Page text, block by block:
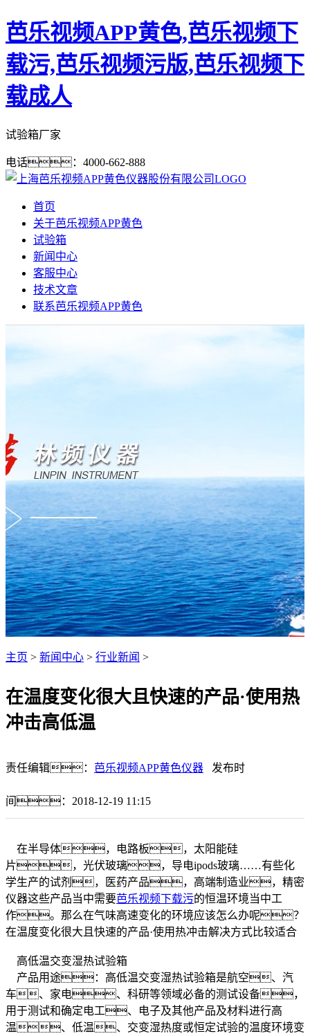
芭乐视频APP黄色,芭乐视频下
载污,芭乐视频污版,芭乐视频下
载成人
试验箱厂家
电话：4000-662-888
首页
关于芭乐视频APP黄色
试验箱
新闻中心
客服中心
技术文章
联系芭乐视频APP黄色
主页 > 新闻中心 > 行业新闻 >
在温度变化很大且快速的产品·使用热
冲击高低温
责任编辑： 芭乐视频APP黄色仪器 发布时
间：2018-12-19 11:15
在半导体，电路板，太阳能硅
片，光伏玻璃，导电ipods玻璃……有些化
学生产的试剂，医药产品，高端制造业，精密
仪器这些产品当中需要芭乐视频下载污的恒温环境当中工
作。那么在气味高速变化的环境应该怎么办呢？
在温度变化很大且快速的产品·使用热冲击解决方式比较适合
高低温交变湿热试验箱
产品用途：高低温交变湿热试验箱是航空、汽
车、家电、科研等领域必备的测试设备，
用于测试和确定电工、电子及其他产品及材料进行高
温、低温、交变湿热度或恒定试验的温度环境变